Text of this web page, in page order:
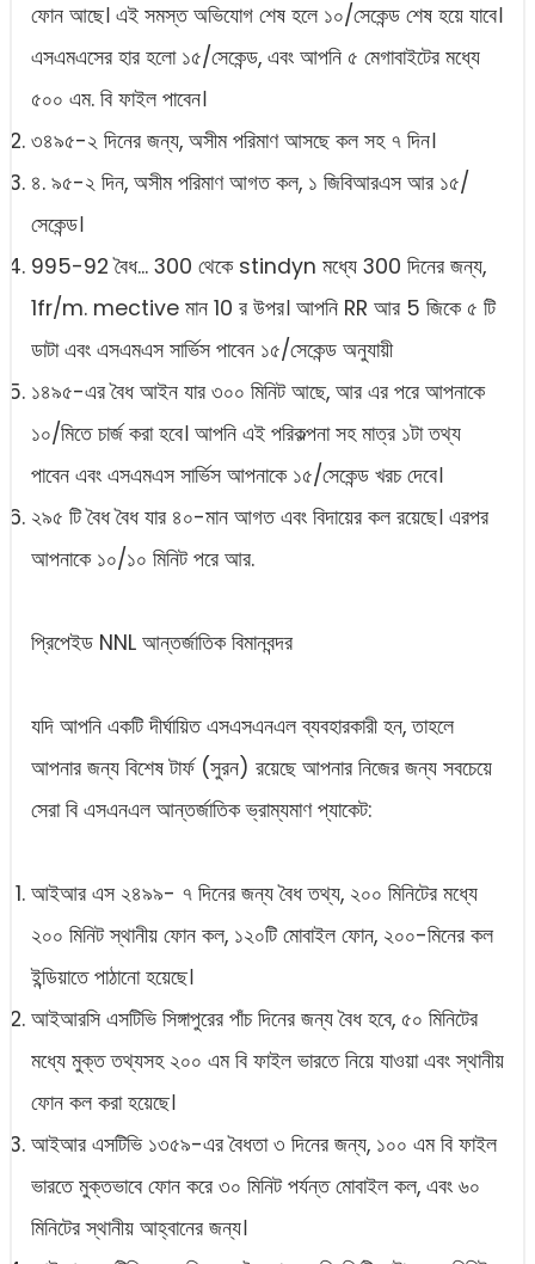
ফোন আছে। এই সমস্ত অভিযোগ শেষ হলে ১০/সেকেন্ড শেষ হয়ে যাবে।
এসএমএসের হার হলো ১৫/সেকেন্ড, এবং আপনি ৫ মেগাবাইটের মধ্যে
৫০০ এম. বি ফাইল পাবেন।
৩৪৯৫-২ দিনের জন্য, অসীম পরিমাণ আসছে কল সহ ৭ দিন।
৪. ৯৫-২ দিন, অসীম পরিমাণ আগত কল, ১ জিবিআরএস আর ১৫/
সেকেন্ড।
995-92 বৈধ... 300 থেকে stindyn মধ্যে 300 দিনের জন্য,
1fr/m. mective মান 10 র উপর। আপনি RR আর 5 জিকে ৫ টি
ডাটা এবং এসএমএস সার্ভিস পাবেন ১৫/সেকেন্ড অনুযায়ী
১৪৯৫-এর বৈধ আইন যার ৩০০ মিনিট আছে, আর এর পরে আপনাকে
১০/মিতে চার্জ করা হবে। আপনি এই পরিকল্পনা সহ মাত্র ১টা তথ্য
পাবেন এবং এসএমএস সার্ভিস আপনাকে ১৫/সেকেন্ড খরচ দেবে।
২৯৫ টি বৈধ বৈধ যার ৪০-মান আগত এবং বিদায়ের কল রয়েছে। এরপর
আপনাকে ১০/১০ মিনিট পরে আর.
প্রিপেইড NNL আন্তর্জাতিক বিমানবন্দর
যদি আপনি একটি দীর্ঘায়িত এসএসএনএল ব্যবহারকারী হন, তাহলে
আপনার জন্য বিশেষ টার্ফ (সুরন) রয়েছে আপনার নিজের জন্য সবচেয়ে
সেরা বি এসএনএল আন্তর্জাতিক ভ্রাম্যমাণ প্যাকেট:
আইআর এস ২৪৯৯- ৭ দিনের জন্য বৈধ তথ্য, ২০০ মিনিটের মধ্যে
২০০ মিনিট স্থানীয় ফোন কল, ১২০টি মোবাইল ফোন, ২০০-মিনের কল
ইন্ডিয়াতে পাঠানো হয়েছে।
আইআরসি এসটিভি সিঙ্গাপুরের পাঁচ দিনের জন্য বৈধ হবে, ৫০ মিনিটের
মধ্যে মুক্ত তথ্যসহ ২০০ এম বি ফাইল ভারতে নিয়ে যাওয়া এবং স্থানীয়
ফোন কল করা হয়েছে।
আইআর এসটিভি ১৩৫৯-এর বৈধতা ৩ দিনের জন্য, ১০০ এম বি ফাইল
ভারতে মুক্তভাবে ফোন করে ৩০ মিনিট পর্যন্ত মোবাইল কল, এবং ৬০
মিনিটের স্থানীয় আহ্বানের জন্য।